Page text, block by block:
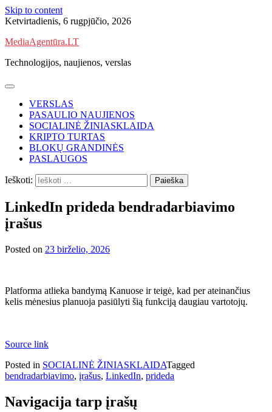
Skip to content
Ketvirtadienis, 6 rugpjūčio, 2026
MediaAgentūra.LT
Technologijos, naujienos, verslas
VERSLAS
PASAULIO NAUJIENOS
SOCIALINĖ ŽINIASKLAIDA
KRIPTO TURTAS
BLOKŲ GRANDINĖS
PASLAUGOS
Ieškoti:
LinkedIn prideda bendradarbiavimo
įrašus
Posted on 23 birželio, 2026
Platforma atlieka bandymą Kanuose ir teigė, kad per ateinančius
kelis mėnesius planuoja pasiūlyti šią funkciją daugiau vartotojų.
Source link
Posted in SOCIALINĖ ŽINIASKLAIDATagged
bendradarbiavimo, įrašus, LinkedIn, prideda
Navigacija tarp įrašų